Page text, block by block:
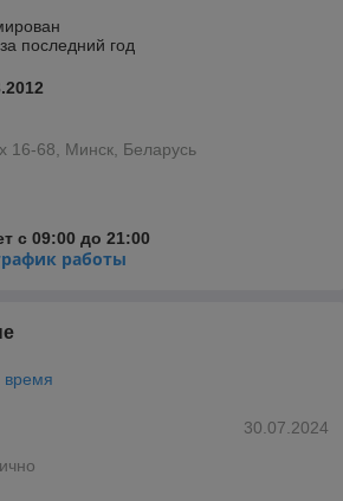
последний год
16-68, Минск, Беларусь
с 09:00 до 21:00
работы
время
30.07.2024